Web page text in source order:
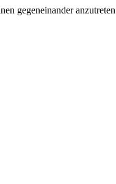
gegeneinander